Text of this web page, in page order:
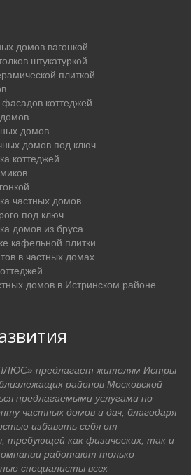
домов вагонкой
штукатуркой
плиткой
фасадов коттеджей
домов
домов под ключ
коттеджей
частных домов
под ключ
домов из бруса
кафельной плитки
в частных домах
домов в Истринском районе
предлагает жителям Истры
районов Московской
предлагаемыми услугами по
частных домов и дач, благодаря
избавить себя от
требующей как физических, так и
работают только
специалисты всех